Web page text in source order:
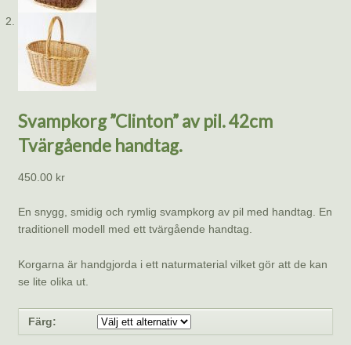
Svampkorg ”Clinton” av pil. 42cm
Tvärgående handtag.
450.00 kr
En snygg, smidig och rymlig svampkorg av pil med handtag. En
traditionell modell med ett tvärgående handtag.
Korgarna är handgjorda i ett naturmaterial vilket gör att de kan
se lite olika ut.
Färg: